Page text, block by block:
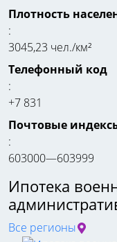
Плотность
:
3045,23 чел./км²
Телефонный код
:
+7 831
Почтовые
:
603000—603999
Ипотека
Все регионы